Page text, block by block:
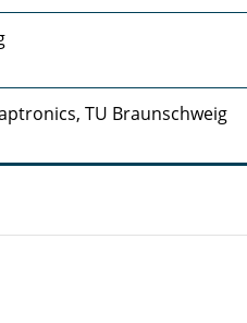
TU Braunschweig